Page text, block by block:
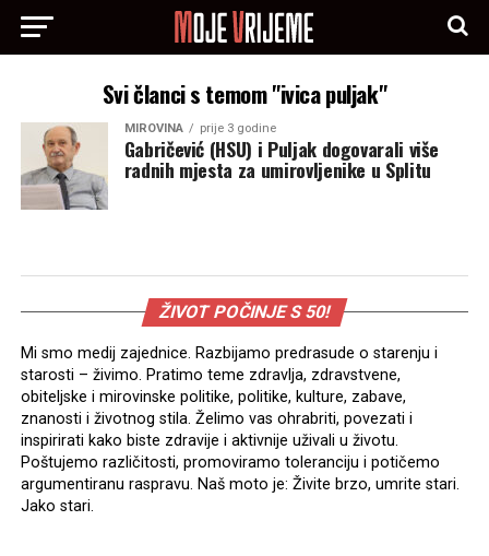
Svi članci s temom "ivica puljak"
MIROVINA prije 3 godine
Gabričević (HSU) i Puljak dogovarali više
radnih mjesta za umirovljenike u Splitu
ŽIVOT POČINJE S 50!
Mi smo medij zajednice. Razbijamo predrasude o starenju i
starosti – živimo. Pratimo teme zdravlja, zdravstvene,
obiteljske i mirovinske politike, politike, kulture, zabave,
znanosti i životnog stila. Želimo vas ohrabriti, povezati i
inspirirati kako biste zdravije i aktivnije uživali u životu.
Poštujemo različitosti, promoviramo toleranciju i potičemo
argumentiranu raspravu. Naš moto je: Živite brzo, umrite stari.
Jako stari.